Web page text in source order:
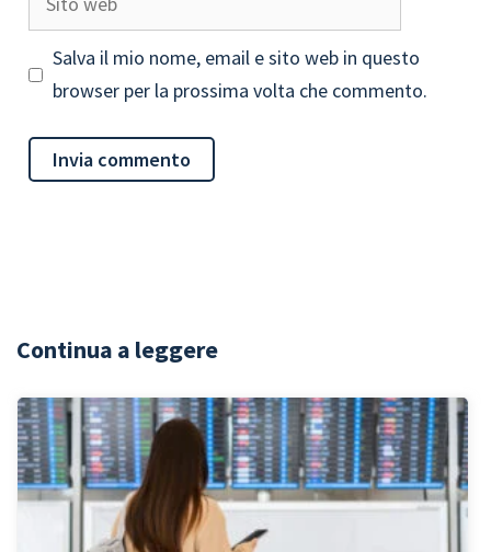
web
Salva il mio nome, email e sito web in questo
browser per la prossima volta che commento.
Continua a leggere